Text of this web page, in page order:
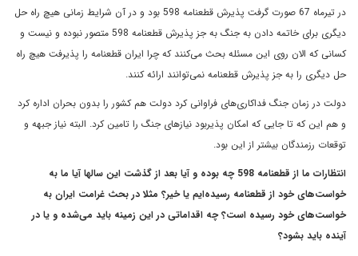
در تيرماه 67 صورت گرفت پذيرش قطعنامه 598 بود و در آن شرايط زمانى هيچ راه حل
ديگرى براى خاتمه دادن به جنگ به جز پذيرش قطعنامه 598 متصور نبوده و نيست و
کسانى که الان روى اين مسئله بحث مى‌کنند که چرا ايران قطعنامه را پذيرفت هيچ راه
حل ديگرى را به جز پذيرش قطعنامه نمى‌توانند ارائه کنند.
دولت در زمان جنگ فداکارى‌هاى فراوانى کرد دولت هم کشور را بدون بحران اداره کرد
و هم اين که تا جايى که امکان پذيربود نيازهاى جنگ را تامين کرد. البته نياز جبهه و
توقعات رزمندگان بيشتر از اين بود.
انتظارات ما از قطعنامه 598 چه بوده و آيا بعد از گذشت اين سالها آيا ما به
خواست‌هاى خود از قطعنامه رسيده‌ايم يا خير؟ مثلا در بحث غرامت ايران به
خواست‌هاى خود رسيده است؟ ‌چه اقداماتى در اين زمينه بايد مى‌شده و يا در
آينده بايد بشود؟